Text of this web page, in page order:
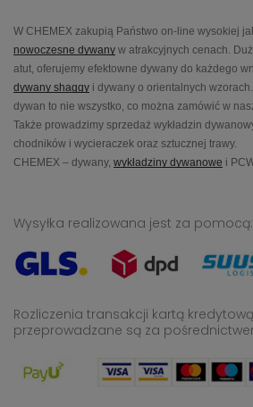
W CHEMEX zakupią Państwo on-line wysokiej
nowoczesne dywany w atrakcyjnych cenach.
atut, oferujemy efektowne dywany do każdego
dywany shaggy i dywany o orientalnych
dywan to nie wszystko, co można zamówić w
Także prowadzimy sprzedaż wykładzin
chodników i wycieraczek oraz sztucznej trawy.
CHEMEX – dywany, wykładziny dywanowe i
Wysyłka realizowana jest za pomocą:
Rozliczenia transakcji kartą
przeprowadzane są za